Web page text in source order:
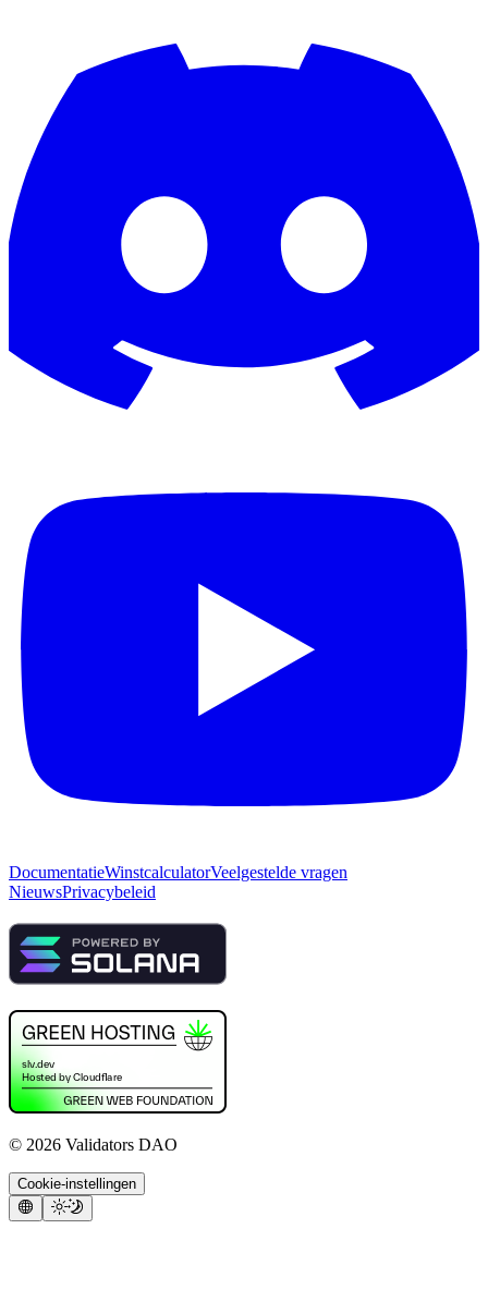
DocumentatieWinstcalculatorVeelgestelde vragen
NieuwsPrivacybeleid
© 2026 Validators DAO
Cookie-instellingen